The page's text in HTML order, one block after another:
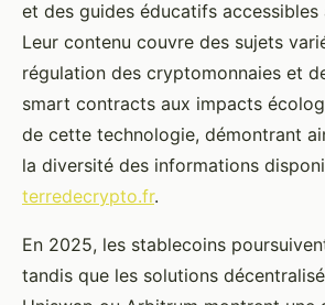
et des guides éducatifs accessibles
Leur contenu couvre des sujets
régulation des cryptomonnaies et
smart contracts aux impacts
de cette technologie, démontrant
la diversité des informations
terredecrypto.fr.
En 2025, les stablecoins
tandis que les solutions